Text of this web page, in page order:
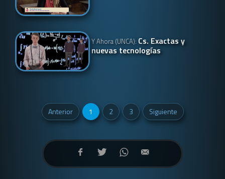
Y Ahora (UNCA): Cs. Exactas y
nuevas tecnologías
Anterior 1 2 3 Siguiente